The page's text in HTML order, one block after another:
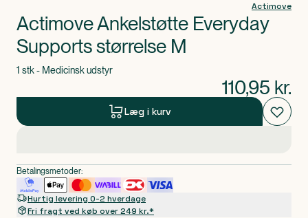
Actimove
Actimove Ankelstøtte Everyday
Supports størrelse M
1 stk - Medicinsk udstyr
110,95 kr.
Læg i kurv
Betalingsmetoder:
Hurtig levering 0-2 hverdage
Fri fragt ved køb over 249 kr.*